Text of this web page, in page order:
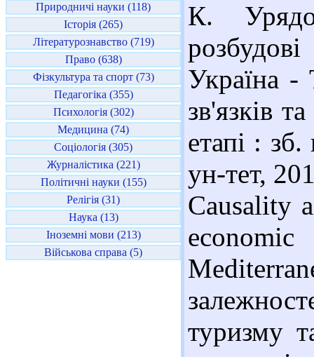
Природничі науки (118)
Історія (265)
Літературознавство (719)
Право (638)
Фізкультура та спорт (73)
Педагогіка (355)
Психологія (302)
Медицина (74)
Соціологія (305)
Журналістика (221)
Політичні науки (155)
Релігія (31)
Наука (13)
Іноземні мови (213)
Військова справа (5)
К.
Україна -
зв'язків
етапі :
ун-тет,
Causality
туризму